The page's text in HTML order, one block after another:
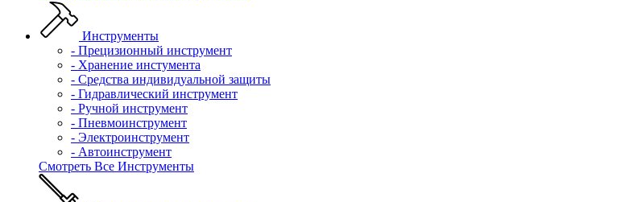
Инструменты
- Прецизионный инструмент
- Хранение инстумента
- Средства индивидуальной защиты
- Гидравлический инструмент
- Ручной инструмент
- Пневмоинструмент
- Электроинструмент
- Автоинструмент
Смотреть Все Инструменты